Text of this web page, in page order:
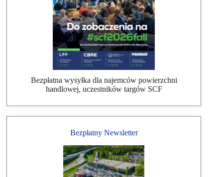
Bezpłatna wysyłka dla najemców powierzchni
handlowej, uczestników targów SCF
Bezpłatny Newsletter